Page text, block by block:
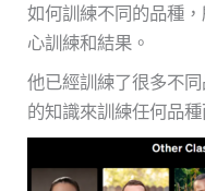
如何訓練不同的品種
心訓練和結果。
他已經訓練了很多不
的知識來訓練任何品